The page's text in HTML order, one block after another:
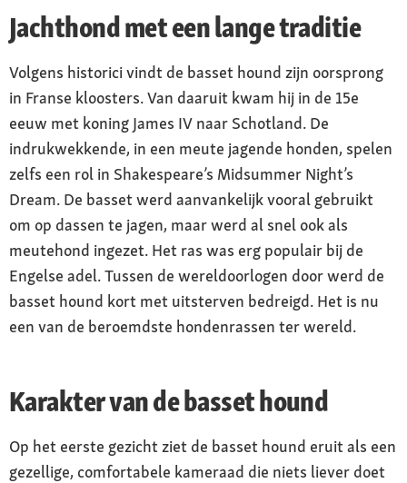
Jachthond met een lange traditie
Volgens historici vindt de basset hound zijn oorsprong
in Franse kloosters. Van daaruit kwam hij in de 15e
eeuw met koning James IV naar Schotland. De
indrukwekkende, in een meute jagende honden, spelen
zelfs een rol in Shakespeare’s Midsummer Night’s
Dream. De basset werd aanvankelijk vooral gebruikt
om op dassen te jagen, maar werd al snel ook als
meutehond ingezet. Het ras was erg populair bij de
Engelse adel. Tussen de wereldoorlogen door werd de
basset hound kort met uitsterven bedreigd. Het is nu
een van de beroemdste hondenrassen ter wereld.
Karakter van de basset hound
Op het eerste gezicht ziet de basset hound eruit als een
gezellige, comfortabele kameraad die niets liever doet